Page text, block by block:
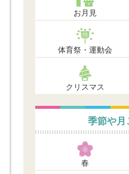
お月見
体育祭・運動会
クリスマス
季節や月
春